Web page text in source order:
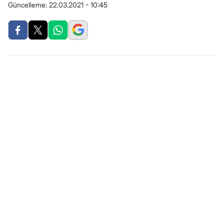
Güncelleme: 22.03.2021 - 10:45